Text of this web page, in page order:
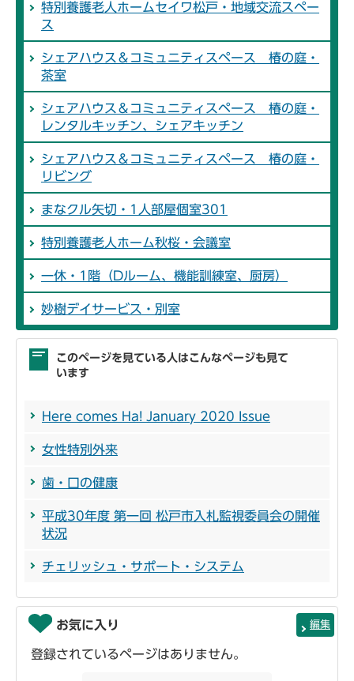
特別養護老人ホームセイワ松戸・地域交流スペー
ス
シェアハウス＆コミュニティスペース 椿の庭・
茶室
シェアハウス＆コミュニティスペース 椿の庭・
レンタルキッチン、シェアキッチン
シェアハウス＆コミュニティスペース 椿の庭・
リビング
まなクル矢切・1人部屋個室301
特別養護老人ホーム秋桜・会議室
一休・1階（Dルーム、機能訓練室、厨房）
妙樹デイサービス・別室
このページを見ている人はこんなページも見て
います
Here comes Ha! January 2020 Issue
女性特別外来
歯・口の健康
平成30年度 第一回 松戸市入札監視委員会の開催
状況
チェリッシュ・サポート・システム
お気に入り 編集
登録されているページはありません。